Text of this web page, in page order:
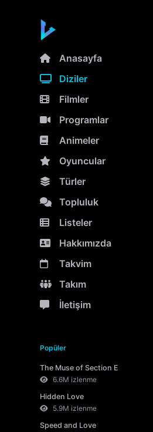
Anasayfa
Diziler
Filmler
Programlar
Animeler
Oyuncular
Türler
Topluluk
Listeler
Hakkımızda
Takvim
Takım
İletişim
Popüler
The Muse of Section E
6.6M izlenme
Hidden Love
5.9M izlenme
Speed and Love